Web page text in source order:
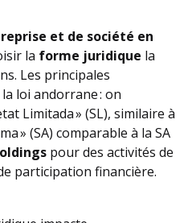
et de société en
la forme juridique la
Les principales
loi andorrane : on
Limitada » (SL), similaire à
» (SA) comparable à la SA
pour des activités de
participation financière.